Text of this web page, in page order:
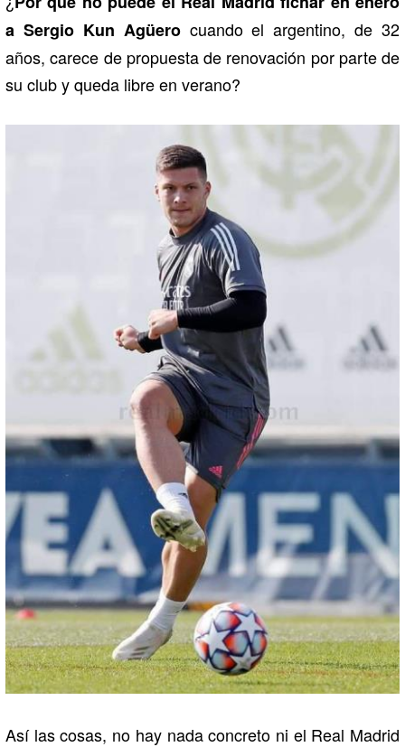
a Sergio Kun Agüerocuando el argentino, de 32
años, carece de propuesta de renovación por parte de
su club y queda libre en verano?
Así las cosas, no hay nada concreto ni el Real Madrid